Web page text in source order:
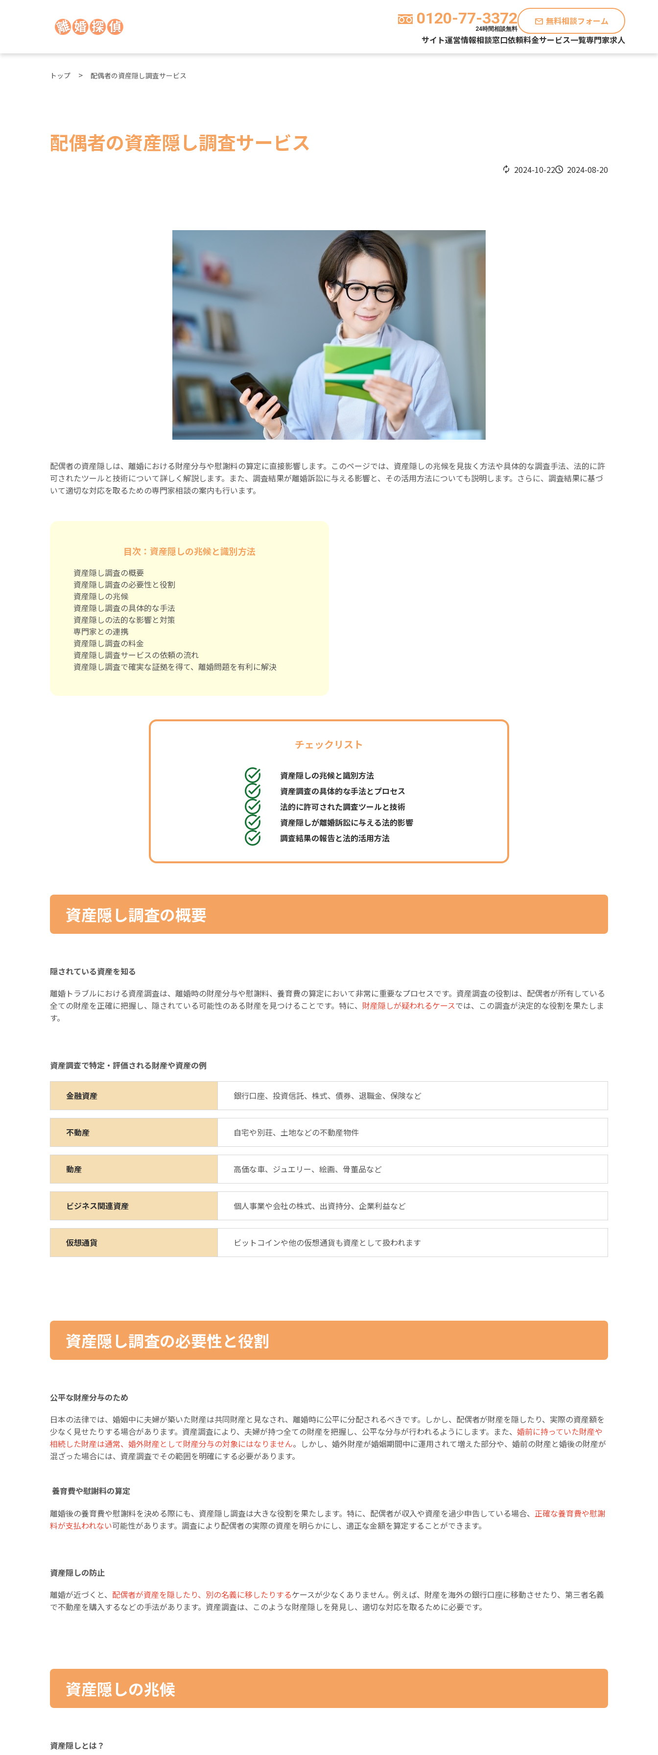
0120-77-3372
24時間相談無料
mail 無料相談フォーム
サイト運営情報相談窓口依頼料金サービス一覧専門家求人
トップ 配偶者の資産隠し調査サービス
配偶者の資産隠し調査サービス
2024-10-22 2024-08-20
配偶者の資産隠しは、離婚における財産分与や慰謝料の算定に直接影響します。このページでは、資産隠しの兆候を見抜く方法や具体的な調査手法、法的に許
可されたツールと技術について詳しく解説します。また、調査結果が離婚訴訟に与える影響と、その活用方法についても説明します。さらに、調査結果に基づ
いて適切な対応を取るための専門家相談の案内も行います。
目次：資産隠しの兆候と識別方法
資産隠し調査の概要
資産隠し調査の必要性と役割
資産隠しの兆候
資産隠し調査の具体的な手法
資産隠しの法的な影響と対策
専門家との連携
資産隠し調査の料金
資産隠し調査サービスの依頼の流れ
資産隠し調査で確実な証拠を得て、離婚問題を有利に解決
チェックリスト
資産隠しの兆候と識別方法
資産調査の具体的な手法とプロセス
法的に許可された調査ツールと技術
資産隠しが離婚訴訟に与える法的影響
調査結果の報告と法的活用方法
資産隠し調査の概要
隠されている資産を知る
離婚トラブルにおける資産調査は、離婚時の財産分与や慰謝料、養育費の算定において非常に重要なプロセスです。資産調査の役割は、配偶者が所有している
全ての財産を正確に把握し、隠されている可能性のある財産を見つけることです。特に、 財産隠しが疑われるケースでは、この調査が決定的な役割を果たしま
す。
資産調査で特定・評価される財産や資産の例
金融資産 銀行口座、投資信託、株式、債券、退職金、保険など
不動産 自宅や別荘、土地などの不動産物件
動産 高価な車、ジュエリー、絵画、骨董品など
ビジネス関連資産 個人事業や会社の株式、出資持分、企業利益など
仮想通貨 ビットコインや他の仮想通貨も資産として扱われます
資産隠し調査の必要性と役割
公平な財産分与のため
日本の法律では、婚姻中に夫婦が築いた財産は共同財産と見なされ、離婚時に公平に分配されるべきです。しかし、配偶者が財産を隠したり、実際の資産額を
少なく見せたりする場合があります。資産調査により、夫婦が持つ全ての財産を把握し、公平な分与が行われるようにします。また、 婚前に持っていた財産や
相続した財産は通常、婚外財産として財産分与の対象にはなりません。しかし、婚外財産が婚姻期間中に運用されて増えた部分や、婚前の財産と婚後の財産が
混ざった場合には、資産調査でその範囲を明確にする必要があります。
養育費や慰謝料の算定
離婚後の養育費や慰謝料を決める際にも、資産隠し調査は大きな役割を果たします。特に、配偶者が収入や資産を過少申告している場合、 正確な養育費や慰謝
料が支払われない可能性があります。調査により配偶者の実際の資産を明らかにし、適正な金額を算定することができます。
資産隠しの防止
離婚が近づくと、 配偶者が資産を隠したり、別の名義に移したりするケースが少なくありません。例えば、財産を海外の銀行口座に移動させたり、第三者名義
で不動産を購入するなどの手法があります。資産調査は、このような財産隠しを発見し、適切な対応を取るために必要です。
資産隠しの兆候
資産隠しとは？